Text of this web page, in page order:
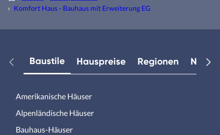
› Komfort Haus - Bauhaus mit Erweiterung EG
Baustile Hauspreise Regionen
Amerikanische Häuser
Alpenländische Häuser
Bauhaus-Häuser